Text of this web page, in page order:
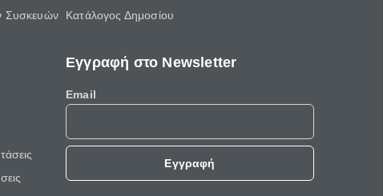
Συσκευών
Κατάλογος Δημοσίου
Εγγραφή στο Newsletter
Email
Εγγραφή